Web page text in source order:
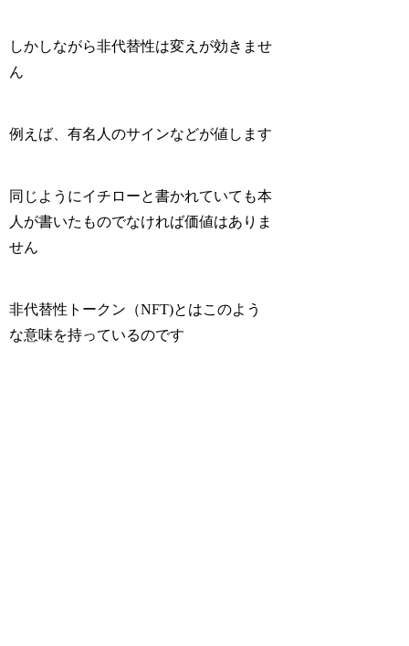
しかしながら非代替性は変えが効きませ
ん
例えば、有名人のサインなどが値します
同じようにイチローと書かれていても本
人が書いたものでなければ価値はありま
せん
非代替性トークン（NFT)とはこのよう
な意味を持っているのです